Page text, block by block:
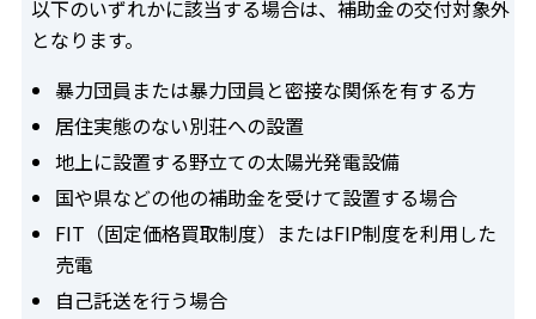
以下のいずれかに該当する場合は、補助金の交付対象外
となります。
暴力団員または暴力団員と密接な関係を有する方
居住実態のない別荘への設置
地上に設置する野立ての太陽光発電設備
国や県などの他の補助金を受けて設置する場合
FIT（固定価格買取制度）またはFIP制度を利用した
売電
自己託送を行う場合